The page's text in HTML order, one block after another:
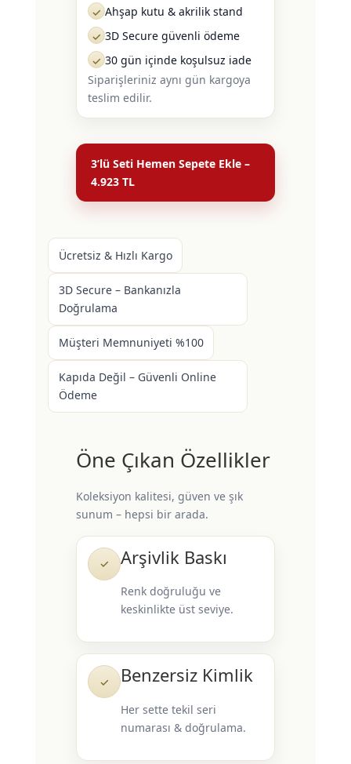
✓ Ahşap kutu & akrilik stand
✓ 3D Secure güvenli ödeme
✓ 30 gün içinde koşulsuz iade
Siparişleriniz aynı gün kargoya
teslim edilir.
3’lü Seti Hemen Sepete Ekle –
4.923 TL
Ücretsiz & Hızlı Kargo
3D Secure – Bankanızla
Doğrulama
Müşteri Memnuniyeti %100
Kapıda Değil – Güvenli Online
Ödeme
Öne Çıkan Özellikler
Koleksiyon kalitesi, güven ve şık
sunum – hepsi bir arada.
✓ Arşivlik Baskı
Renk doğruluğu ve
keskinlikte üst seviye.
✓ Benzersiz Kimlik
Her sette tekil seri
numarası & doğrulama.